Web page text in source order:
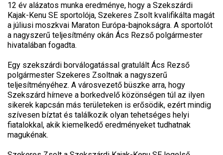
12 év alázatos munka eredménye, hogy a Szekszárdi
Kajak-Kenu SE sportolója, Szekeres Zsolt kvalifikálta magát
a júliusi moszkvai Maraton Európa-bajnokságra. A sportolót
a nagyszerű teljesítmény okán Ács Rezső polgármester
hivatalában fogadta.
Egy szekszárdi borválogatással gratulált Ács Rezső
polgármester Szekeres Zsoltnak a nagyszerű
teljesítményéhez. A városvezető büszke arra, hogy
Szekszárd hírneve a borkedvelő közönségen túl az ilyen
sikerek kapcsán más területeken is erősödik, ezért mindig
szívesen bíztat és találkozik olyan tehetséges helyi
fiatalokkal, akik kiemelkedő eredményeket tudhatnak
magukénak.